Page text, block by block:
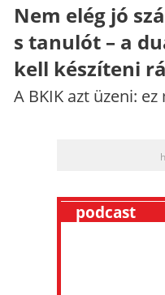
Nem elég jó
s tanulót – a
kell készíteni rá
A BKIK azt üzeni:
podcast